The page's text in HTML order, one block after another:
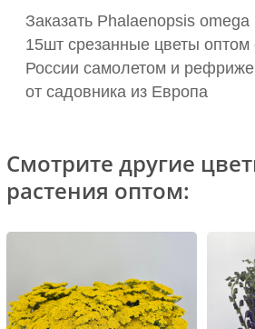
Заказать Phalaenopsis
15шт срезанные цветы оптом
России самолетом и
от садовника из Европа
Смотрите другие
растения оптом: